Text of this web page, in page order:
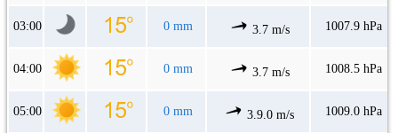
03:00 0 mm 3.7 m/s 1007.9 hPa
04:00 0 mm 3.7 m/s 1008.5 hPa
05:00 0 mm 3.9.0 m/s 1009.0 hPa